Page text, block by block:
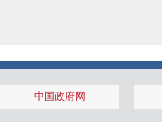
中国政府网